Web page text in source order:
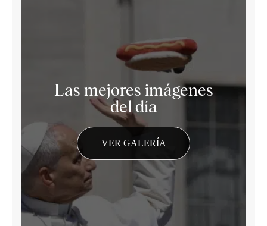
Las mejores imágenes
del día
VER GALERÍA